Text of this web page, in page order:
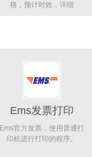
格，预计时效，详细
Ems发票打印
Ems官方发票，使用普通打
印机进行打印的程序。